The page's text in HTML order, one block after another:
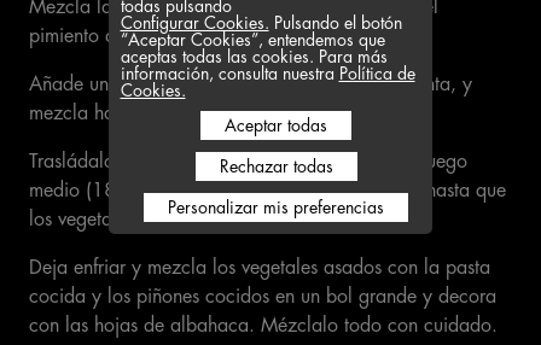
Mezcla la berenjena, el pimiento, las cebollas, el
pimiento del piquillo y el ajo en un bol grande.
Añade una mezcla de limón, aceite, sal y pimienta, y
mezcla hasta hacer una salsa.
Trasládalo a una fuente para horno y hornea a fuego
medio (180 °C) durante unos 35-40 minutos, o hasta que
los vegetales estén tiernos.
Deja enfriar y mezcla los vegetales asados con la pasta
cocida y los piñones cocidos en un bol grande y decora
con las hojas de albahaca. Mézclalo todo con cuidado.
todas pulsando
Configurar Cookies. Pulsando el botón
“Aceptar Cookies”, entendemos que
aceptas todas las cookies. Para más
información, consulta nuestra Política de
Cookies.
Aceptar todas
Rechazar todas
Personalizar mis preferencias